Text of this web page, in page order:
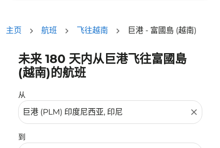
主页 航班 飞往越南 巨港 - 富國島 (越南)
未来 180 天内从巨港飞往富國島
(越南)的航班
从
close
到
没有符合您的筛选条件的机票。请调整您的筛选条件。